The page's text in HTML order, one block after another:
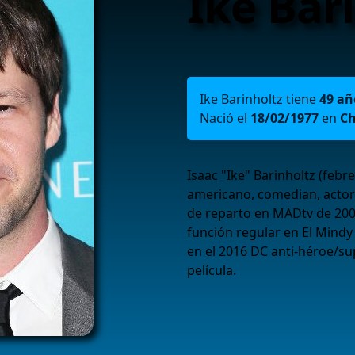
Ike Barinholtz tiene49
Nació el 18/02/1977 en
Isaac "Ike" Barinholtz
americano, comedian,
de reparto en MADtv de
función regular en El
en el 2016 DC anti-héroe/
película.